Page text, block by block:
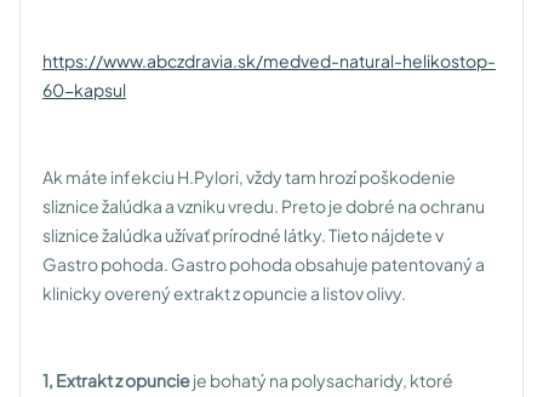
https://www.abczdravia.sk/medved-natural-helikostop-
60-kapsul
Ak máte infekciu H.Pylori, vždy tam hrozí poškodenie
sliznice žalúdka a vzniku vredu. Preto je dobré na ochranu
sliznice žalúdka užívať prírodné látky. Tieto nájdete v
Gastro pohoda. Gastro pohoda obsahuje patentovaný a
klinicky overený extrakt z opuncie a listov olivy.
1, Extrakt z opuncieje bohatý na polysacharidy, ktoré